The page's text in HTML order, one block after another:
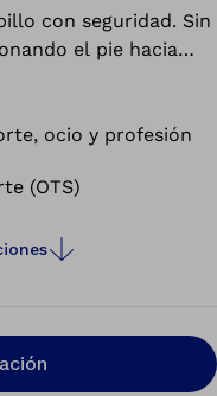
con seguridad. Sin
el pie hacia
ocio y profesión
(OTS)